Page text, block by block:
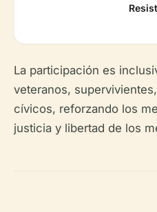
La participación es
veteranos,
cívicos, reforzando los
justicia y libertad de los